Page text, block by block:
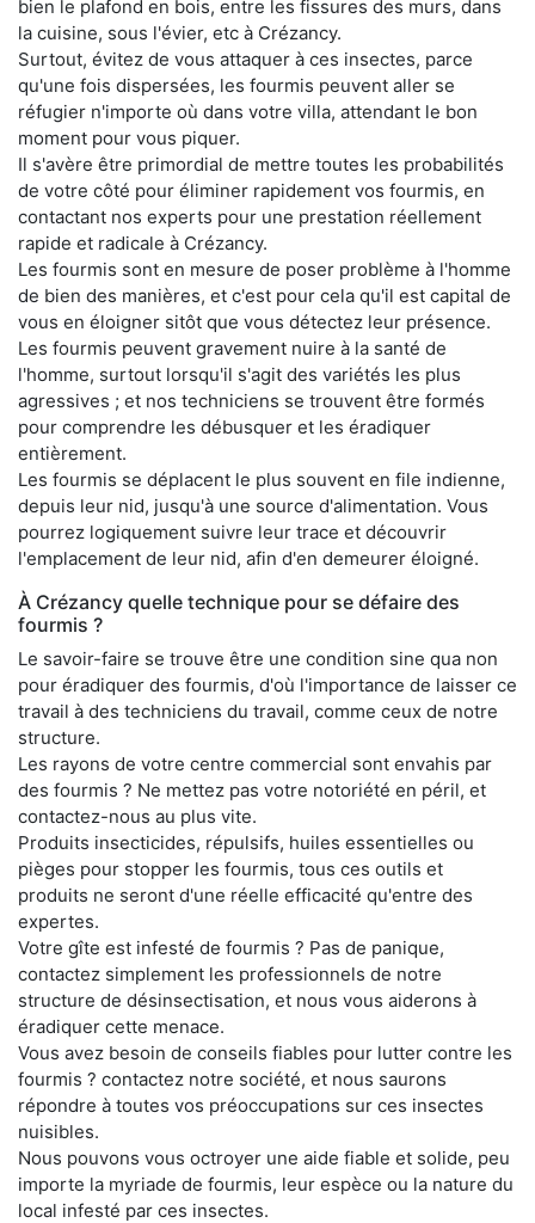
bien le plafond en bois, entre les fissures des murs, dans
la cuisine, sous l'évier, etc à Crézancy.
Surtout, évitez de vous attaquer à ces insectes, parce
qu'une fois dispersées, les fourmis peuvent aller se
réfugier n'importe où dans votre villa, attendant le bon
moment pour vous piquer.
Il s'avère être primordial de mettre toutes les probabilités
de votre côté pour éliminer rapidement vos fourmis, en
contactant nos experts pour une prestation réellement
rapide et radicale à Crézancy.
Les fourmis sont en mesure de poser problème à l'homme
de bien des manières, et c'est pour cela qu'il est capital de
vous en éloigner sitôt que vous détectez leur présence.
Les fourmis peuvent gravement nuire à la santé de
l'homme, surtout lorsqu'il s'agit des variétés les plus
agressives ; et nos techniciens se trouvent être formés
pour comprendre les débusquer et les éradiquer
entièrement.
Les fourmis se déplacent le plus souvent en file indienne,
depuis leur nid, jusqu'à une source d'alimentation. Vous
pourrez logiquement suivre leur trace et découvrir
l'emplacement de leur nid, afin d'en demeurer éloigné.
À Crézancy quelle technique pour se défaire des
fourmis ?
Le savoir-faire se trouve être une condition sine qua non
pour éradiquer des fourmis, d'où l'importance de laisser ce
travail à des techniciens du travail, comme ceux de notre
structure.
Les rayons de votre centre commercial sont envahis par
des fourmis ? Ne mettez pas votre notoriété en péril, et
contactez-nous au plus vite.
Produits insecticides, répulsifs, huiles essentielles ou
pièges pour stopper les fourmis, tous ces outils et
produits ne seront d'une réelle efficacité qu'entre des
expertes.
Votre gîte est infesté de fourmis ? Pas de panique,
contactez simplement les professionnels de notre
structure de désinsectisation, et nous vous aiderons à
éradiquer cette menace.
Vous avez besoin de conseils fiables pour lutter contre les
fourmis ? contactez notre société, et nous saurons
répondre à toutes vos préoccupations sur ces insectes
nuisibles.
Nous pouvons vous octroyer une aide fiable et solide, peu
importe la myriade de fourmis, leur espèce ou la nature du
local infesté par ces insectes.